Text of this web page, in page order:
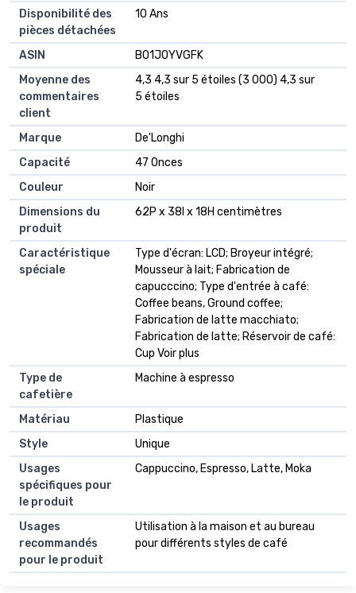
Disponibilité des
pièces détachées
‎10 Ans
ASIN
B01JOYVGFK
Moyenne des
commentaires
client
4,3 4,3 sur 5 étoiles (3 000) 4,3 sur
5 étoiles
Marque
De'Longhi
Capacité
47 Onces
Couleur
Noir
Dimensions du
produit
62P x 38l x 18H centimètres
Caractéristique
spéciale
Type d'écran: LCD; Broyeur intégré;
Mousseur à lait; Fabrication de
capucccino; Type d'entrée à café:
Coffee beans, Ground coffee;
Fabrication de latte macchiato;
Fabrication de latte; Réservoir de café:
Cup Voir plus
Type de
cafetière
Machine à espresso
Matériau
Plastique
Style
Unique
Usages
spécifiques pour
le produit
Cappuccino, Espresso, Latte, Moka
Usages
recommandés
pour le produit
Utilisation à la maison et au bureau
pour différents styles de café